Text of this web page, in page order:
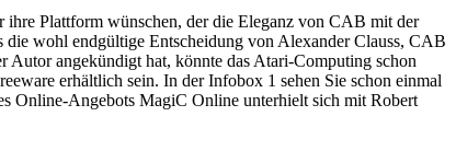
Plattform wünschen, der die Eleganz von CAB mit der
wohl endgültige Entscheidung von Alexander Clauss, CAB
angekündigt hat, könnte das Atari-Computing schon
erhältlich sein. In der Infobox 1 sehen Sie schon einmal
Online-Angebots MagiC Online unterhielt sich mit Robert